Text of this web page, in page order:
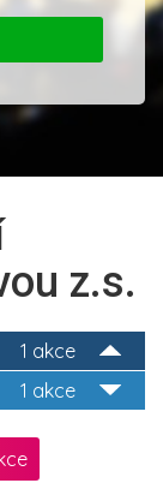
z.s.
1 akce
1 akce